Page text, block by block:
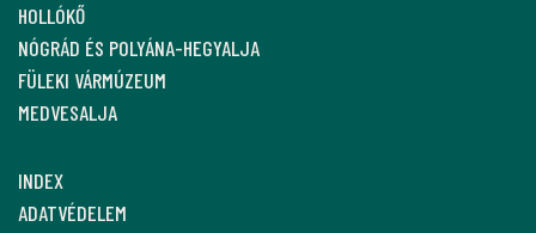
HOLLÓKŐ
NÓGRÁD ÉS POLYÁNA-HEGYALJA
FÜLEKI VÁRMÚZEUM
MEDVESALJA
INDEX
ADATVÉDELEM